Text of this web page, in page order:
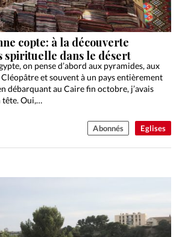
Eglises
copte: à la découverte
spirituelle dans le désert
on pense d’abord aux pyramides, aux
et souvent à un pays entièrement
débarquant au Caire fin octobre, j’avais
tête. Oui,…
Abonnés